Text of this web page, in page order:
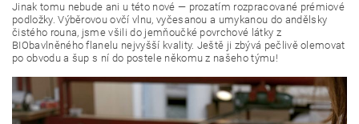
Jinak tomu nebude ani u této nové — prozatím rozpracované prémiové
podložky. Výběrovou ovčí vlnu, vyčesanou a umykanou do andělsky
čistého rouna, jsme všili do jemňoučké povrchové látky z
BIObavlněného flanelu nejvyšší kvality. Ještě ji zbývá pečlivě olemovat
po obvodu a šup s ní do postele někomu z našeho týmu!